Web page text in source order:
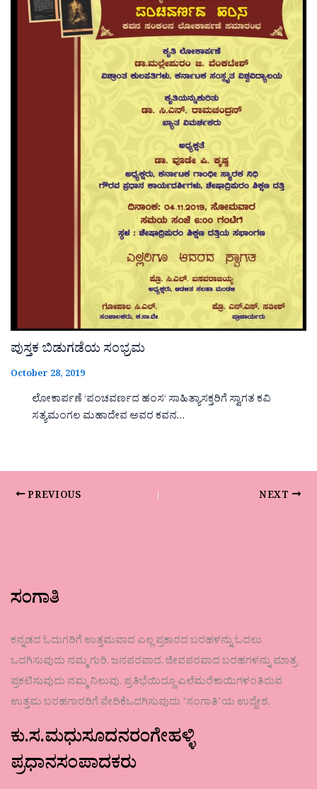
ಪುಸ್ತಕ ಬಿಡುಗಡೆಯ ಸಂಭ್ರಮ
October 28, 2019
ಲೋಕಾರ್ಪಣೆ ‘ಪಂಚವರ್ಣದ ಹಂಸ‘ ಸಾಹಿತ್ಯಾಸಕ್ತರಿಗೆ ಸ್ವಾಗತ ಕವಿ
ಸತ್ಯಮಂಗಲ ಮಹಾದೇವ ಅವರ ಕವನ…
PREVIOUS NEXT
ಸಂಗಾತಿ
ಕನ್ನಡದ ಓದುಗರಿಗೆ ಉತ್ತಮವಾದ ಎಲ್ಲ ಪ್ರಕಾರದ ಬರಹಳನ್ನು ಓದಲು
ಒದಗಿಸುವುದು ನಮ್ಮ ಗುರಿ. ಜನಪರವಾದ, ಜೀವಪರವಾದ ಬರಹಗಳನ್ನು ಮಾತ್ರ
ಪ್ರಕಟಿಸುವುದು ನಮ್ಮ ನಿಲುವು. ಪ್ರತಿಭೆಯಿದ್ದೂ ಎಲೆಮರೆಕಾಯಿಗಳಂತಿರುವ
ಉತ್ತಮ ಬರಹಗಾರರಿಗೆ ವೇದಿಕೆಒದಗಿಸುವುದು ʼಸಂಗಾತಿʼಯ ಉದ್ದೇಶ.
ಕು.ಸ.ಮಧುಸೂದನರಂಗೇಹಳ್ಳಿ
ಪ್ರಧಾನಸಂಪಾದಕರು